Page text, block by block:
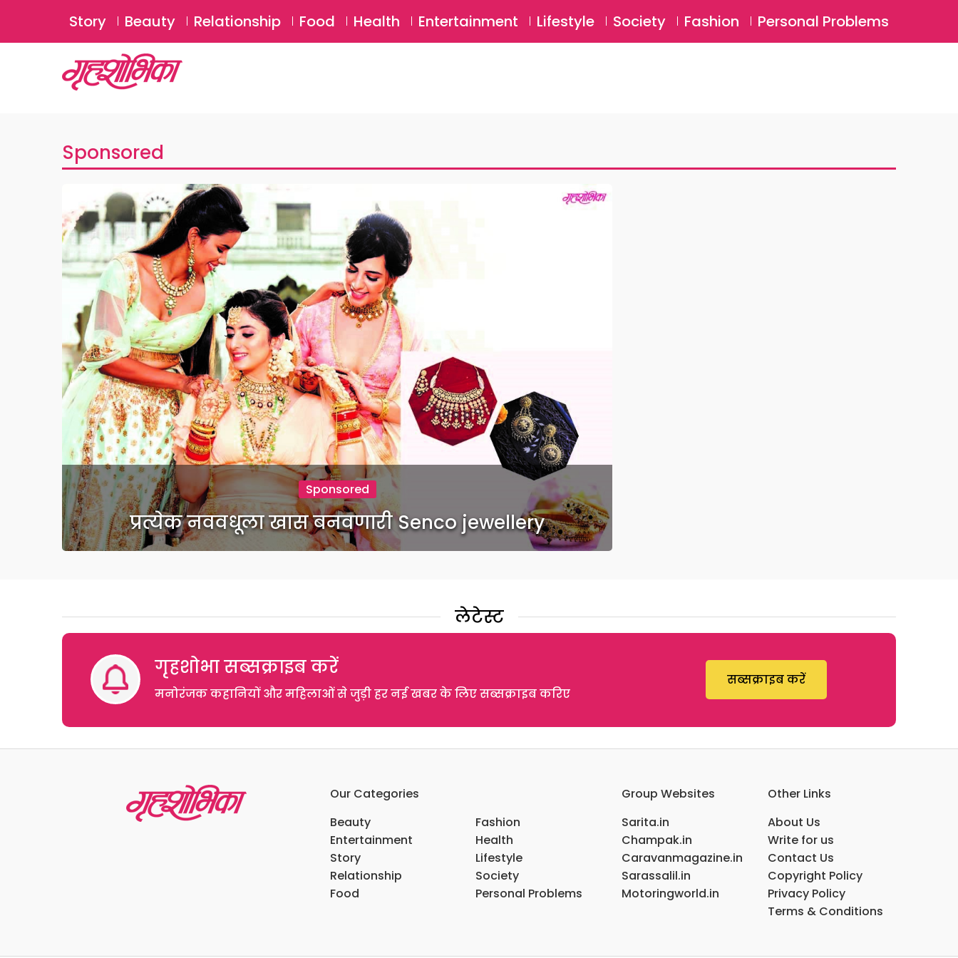
SUBSCRIBE Login ⚲
Story Beauty Relationship Food Health Entertainment Lifestyle Society Fashion Personal Problems
Sponsored
Sponsored
प्रत्येक नववधूला खास बनवणारी Senco jewellery
लेटेस्ट
गृहशोभा सब्सक्राइब करें
मनोरंजक कहानियों और महिलाओं से जुड़ी हर नई खबर के लिए सब्सक्राइब करिए
सब्सक्राइब करें
Our Categories
Beauty
Entertainment
Story
Relationship
Food
Fashion
Health
Lifestyle
Society
Personal Problems
Group Websites
Sarita.in
Champak.in
Caravanmagazine.in
Sarassalil.in
Motoringworld.in
Other Links
About Us
Write for us
Contact Us
Copyright Policy
Privacy Policy
Terms & Conditions